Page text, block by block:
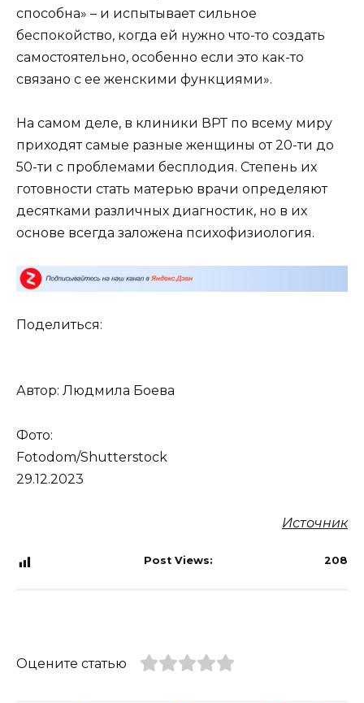
способна» – и испытывает сильное
беспокойство, когда ей нужно что-то создать
самостоятельно, особенно если это как-то
связано с ее женскими функциями».
На самом деле, в клиники ВРТ по всему миру
приходят самые разные женщины от 20-ти до
50-ти с проблемами бесплодия. Степень их
готовности стать матерью врачи определяют
десятками различных диагностик, но в их
основе всегда заложена психофизиология.
Поделиться:
Автор: Людмила Боева
Фото:
Fotodom/Shutterstock
29.12.2023
Источник
Post Views: 208
Оцените статью